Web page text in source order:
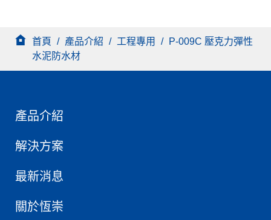
首頁 / 產品介紹 / 工程專用 /
P-009C 壓克力彈性
水泥防水材
產品介紹
解決方案
最新消息
關於恆崇